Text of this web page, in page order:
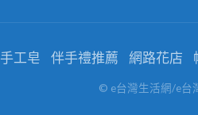
手工皂 伴手禮推薦 網路花店
© e台灣生活網/e台